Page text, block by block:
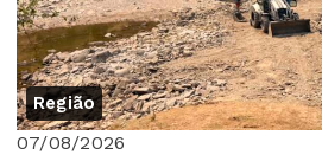
Região
07/08/2026